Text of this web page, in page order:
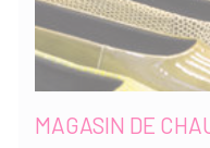
MAGASIN DE